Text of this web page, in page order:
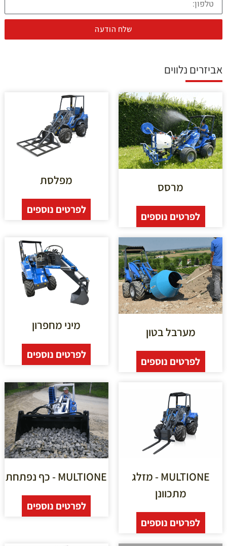
שלח הודעה
אביזרים נלווים
מרסס
לפרטים נוספים
מפלסת
לפרטים נוספים
מערבל בטון
לפרטים נוספים
מיני מחפרון
לפרטים נוספים
MULTIONE - מזלג
מתכוונן
לפרטים נוספים
MULTIONE - כף נפתחת
לפרטים נוספים